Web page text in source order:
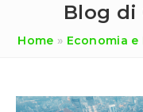
Blog
Home » Economia e